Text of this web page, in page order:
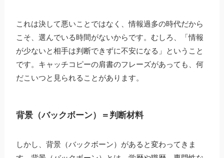
これは決して悪いことではなく、情報過多の時代だから
こそ、選んでいる時間がないからです。むしろ、「情報
が少ないと相手は判断できずに不安になる」ということ
です。キャッチコピーの肩書のフレーズがあっても、何
だこいつと見られることがあります。
背景（バックボーン）＝判断材料
しかし、背景（バックボーン）があると変わってきま